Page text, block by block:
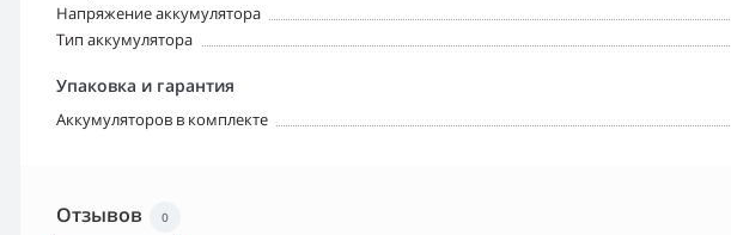
Напряжение аккумулятора
Тип аккумулятора
Упаковка и гарантия
Аккумуляторов в комплекте
Отзывов 0